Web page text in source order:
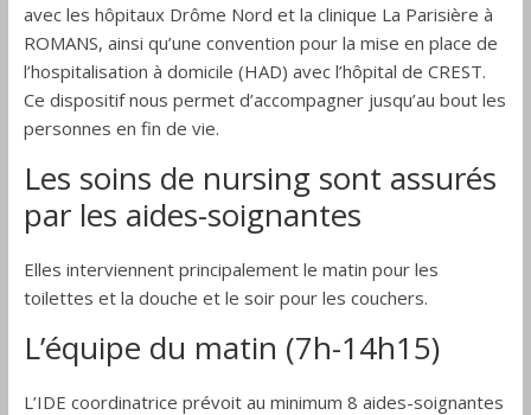
avec les hôpitaux Drôme Nord et la clinique La Parisière à
ROMANS, ainsi qu’une convention pour la mise en place de
l’hospitalisation à domicile (HAD) avec l’hôpital de CREST.
Ce dispositif nous permet d’accompagner jusqu’au bout les
personnes en fin de vie.
Les soins de nursing sont assurés
par les aides-soignantes
Elles interviennent principalement le matin pour les
toilettes et la douche et le soir pour les couchers.
L’équipe du matin (7h-14h15)
L’IDE coordinatrice prévoit au minimum 8 aides-soignantes